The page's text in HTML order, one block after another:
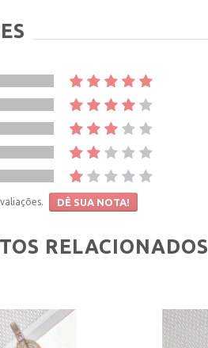
DÊ SUA NOTA!
RELACIONADOS